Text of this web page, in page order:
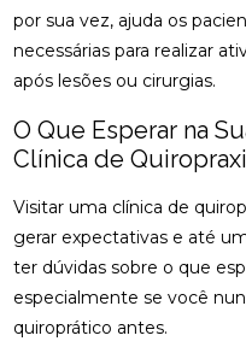
por sua vez, ajuda os
necessárias para realizar
após lesões ou cirurgias.
O Que Esperar na
Clínica de
Visitar uma clínica de
gerar expectativas e até
ter dúvidas sobre o que
especialmente se você
quiroprático antes.
EFICIENTE
FISIOTERAPIA
FISIOTERAPIA OCULAR: BENEFÍCIOS E
TRATAMENTOS PARA
FISIOTERAPIA OCULAR: BENEFÍCIOS E
TRATAMENTOS